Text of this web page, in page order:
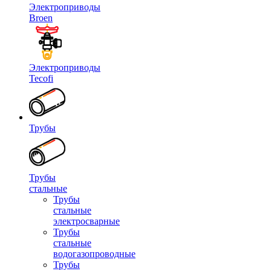
Электроприводы
Broen
Электроприводы
Tecofi
Трубы
Трубы
стальные
Трубы
стальные
электросварные
Трубы
стальные
водогазопроводные
Трубы